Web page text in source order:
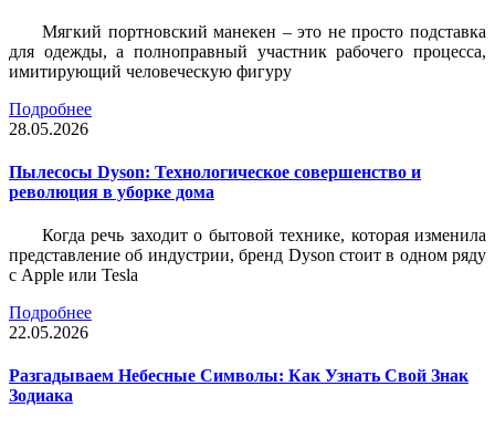
Мягкий портновский манекен – это не просто подставка
для одежды, а полноправный участник рабочего процесса,
имитирующий человеческую фигуру
Подробнее
28.05.2026
Пылесосы Dyson: Технологическое совершенство и
революция в уборке дома
Когда речь заходит о бытовой технике, которая изменила
представление об индустрии, бренд Dyson стоит в одном ряду
с Apple или Tesla
Подробнее
22.05.2026
Разгадываем Небесные Символы: Как Узнать Свой Знак
Зодиака